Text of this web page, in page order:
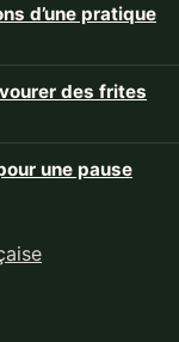
d’une pratique
des frites
une pause